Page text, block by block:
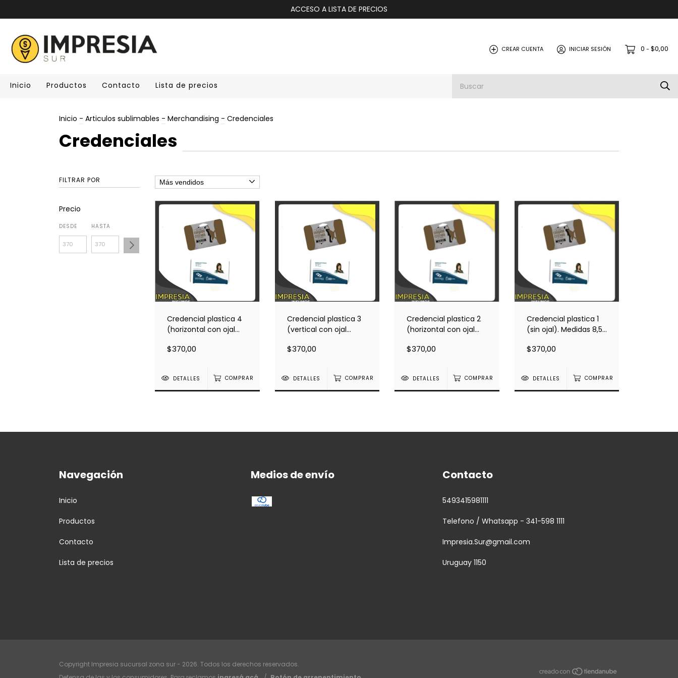
ACCESO A LISTA DE PRECIOS
CREAR CUENTA INICIAR SESIÓN 0 - $0,00
Inicio Productos Contacto Lista de precios
Inicio - Articulos sublimables - Merchandising - Credenciales
Credenciales
FILTRAR POR
Precio
DESDE HASTA
Credencial plastica 4
(horizontal con ojal
x 5,4cm.
$370,00
DETALLES COMPRAR
Credencial plastica 3
(vertical con ojal
5,4cm.
$370,00
DETALLES COMPRAR
Credencial plastica 2
(horizontal con ojal
5,4cm.
$370,00
DETALLES COMPRAR
Credencial plastica 1
(sin ojal). Medidas 8,5
$370,00
DETALLES COMPRAR
Navegación
Inicio
Productos
Contacto
Lista de precios
Medios de envío Contacto
5493415981111
Telefono / Whatsapp - 341-598 1111
Impresia.Sur@gmail.com
Uruguay 1150
Copyright Impresia sucursal zona sur - 2026. Todos los derechos reservados.